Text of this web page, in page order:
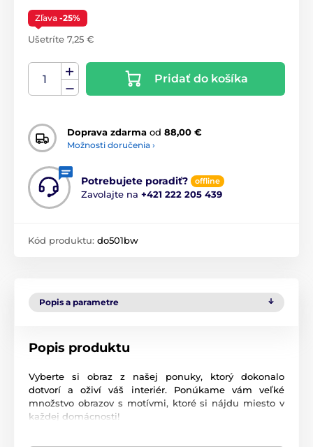
Zľava -25%
Ušetríte 7,25 €
Pridať do košíka
Doprava zdarma od 88,00 €
Možnosti doručenia ›
Potrebujete poradiť? offline
Zavolajte na +421 222 205 439
Kód produktu: do501bw
Popis a parametre
Popis produktu
Vyberte si obraz z našej ponuky, ktorý dokonalo
dotvorí a oživí váš interiér. Ponúkame vám veľké
množstvo obrazov s motívmi, ktoré si nájdu miesto v
každej domácnosti!